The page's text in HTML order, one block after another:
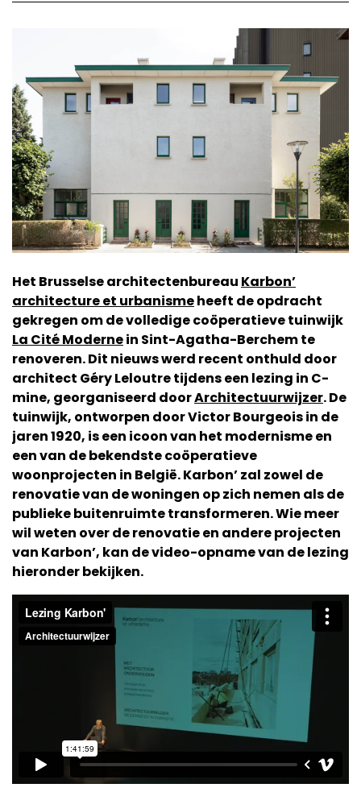
Het Brusselse architectenbureau Karbon’
architecture et urbanismeheeft de opdracht
gekregen om de volledige coöperatieve tuinwijk
La Cité Modernein Sint-Agatha-Berchem te
renoveren. Dit nieuws werd recent onthuld door
architect Géry Leloutre tijdens een lezing in C-
mine, georganiseerd doorArchitectuurwijzer. De
tuinwijk, ontworpen door Victor Bourgeois in de
jaren 1920, is een icoon van het modernisme en
een van de bekendste coöperatieve
woonprojecten in België. Karbon’ zal zowel de
renovatie van de woningen op zich nemen als de
publieke buitenruimte transformeren. Wie meer
wil weten over de renovatie en andere projecten
van Karbon’, kan de video-opname van de lezing
hieronder bekijken.